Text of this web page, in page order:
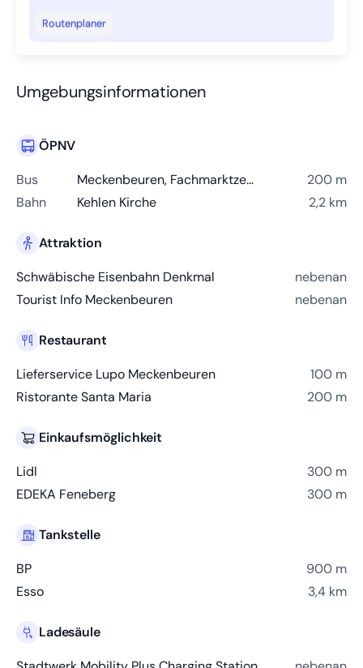
Routenplaner
Umgebungsinformationen
ÖPNV
Bus
Meckenbeuren, Fachmarktzentrum
200 m
Bahn
Kehlen Kirche 2,2 km
Attraktion
Schwäbische Eisenbahn Denkmal
nebenan
Tourist Info Meckenbeuren
nebenan
Restaurant
Lieferservice Lupo Meckenbeuren
100 m
Ristorante Santa Maria
200 m
Einkaufsmöglichkeit
Lidl
300 m
EDEKA Feneberg
300 m
Tankstelle
BP
900 m
Esso
3,4 km
Ladesäule